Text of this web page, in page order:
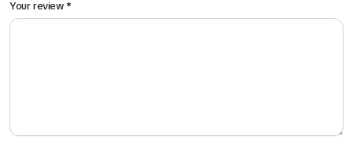
Your review*